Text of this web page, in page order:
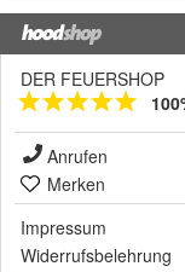
DER FEUERSHOP
Anrufen
Merken
Impressum
Widerrufsbelehrung